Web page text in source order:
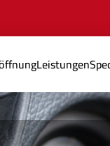
Leistungen